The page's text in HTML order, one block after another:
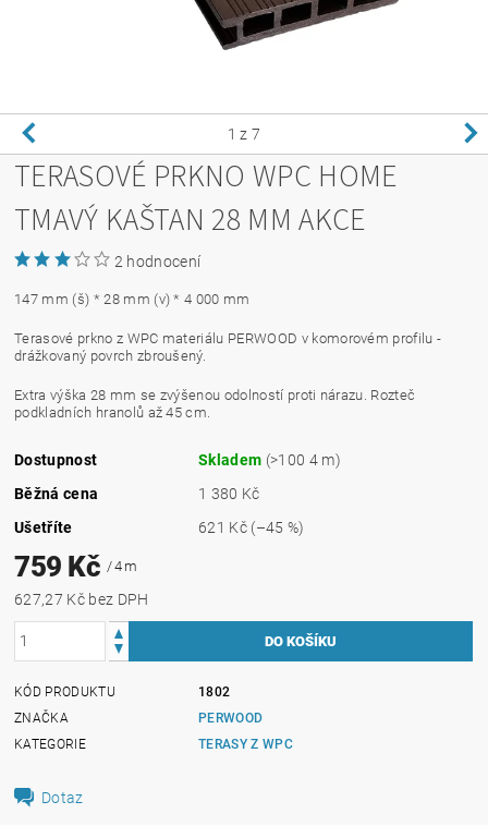
1 z 7
TERASOVÉ PRKNO WPC HOME
TMAVÝ KAŠTAN 28 MM AKCE
2 hodnocení
147 mm (š) * 28 mm (v) * 4 000 mm
Terasové prkno z WPC materiálu PERWOOD v komorovém profilu -
drážkovaný povrch zbroušený.
Extra výška 28 mm se zvýšenou odolností proti nárazu. Rozteč
podkladních hranolů až 45 cm.
Dostupnost Skladem (>100 4 m)
Běžná cena
1 380 Kč
Ušetříte
621 Kč (–45 %)
759 Kč / 4 m
627,27 Kč bez DPH
KÓD PRODUKTU
1802
ZNAČKA
PERWOOD
KATEGORIE
TERASY Z WPC
Dotaz